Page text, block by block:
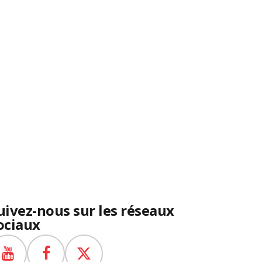
nous sur les réseaux